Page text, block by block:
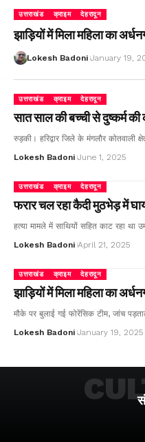
उत्तराखंड क्राइम देहरादून
झाड़ियों में मिला महिला का
Lokesh Badoni January 19,
उत्तराखंड क्राइम देहरादून
सात साल की बच्ची से दुष्कर्म
रुड़की। हरिद्वार जिले के मंगलौर कोतवाली
Lokesh Badoni June 1, 2025
उत्तराखंड क्राइम देहरादून
फरार चल रहा कैदी मुठभेड़ में
हत्या मामले में साथियों सहित काट रहा
Lokesh Badoni April 21, 2025
उत्तराखंड क्राइम देहरादून
झाड़ियों में मिला महिला का
मौके पर बुलाई गई फोरेंसिक टीम, जांच
Lokesh Badoni January 19, 2025